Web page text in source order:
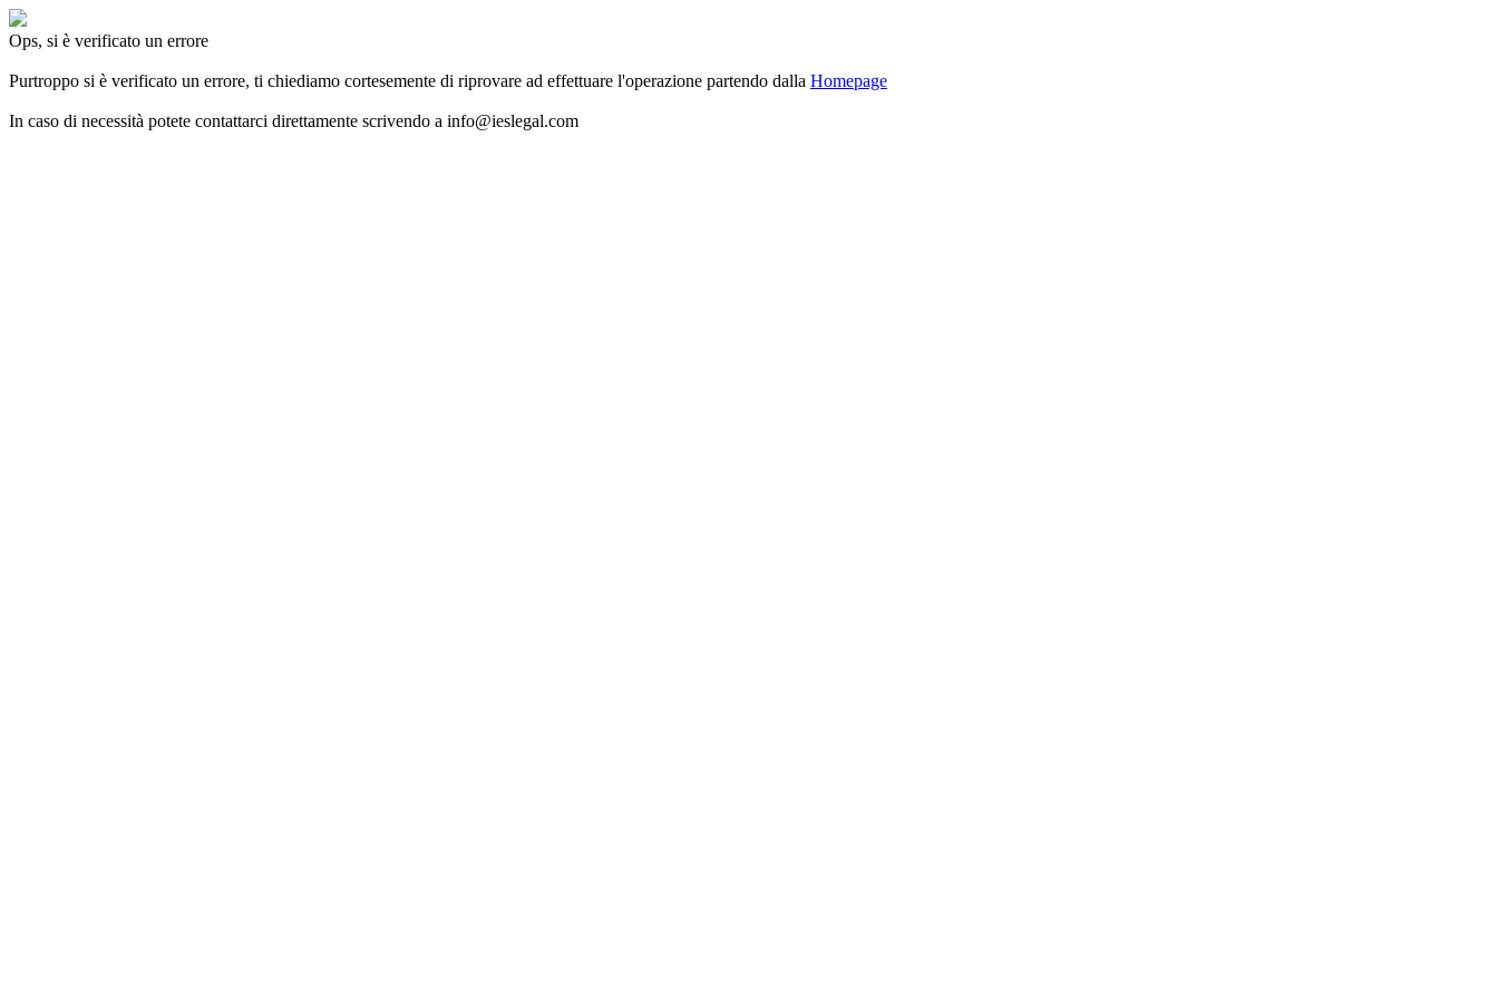
Ops, si è verificato un errore
Purtroppo si è verificato un errore, ti chiediamo cortesemente di riprovare ad effettuare l'operazione partendo dalla Homepage
In caso di necessità potete contattarci direttamente scrivendo a info@ieslegal.com